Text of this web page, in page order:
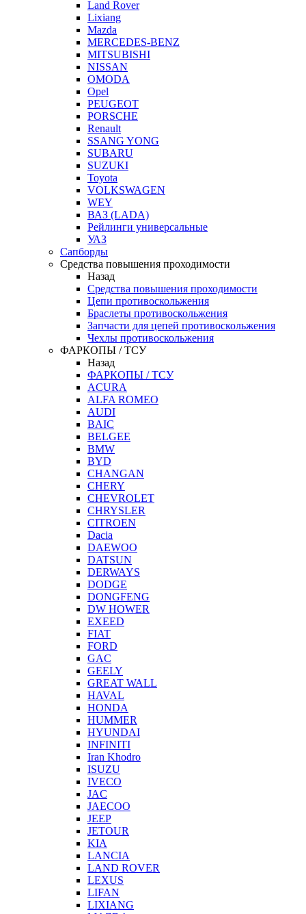
Land Rover
Lixiang
Mazda
MERCEDES-BENZ
MITSUBISHI
NISSAN
OMODA
Opel
PEUGEOT
PORSCHE
Renault
SSANG YONG
SUBARU
SUZUKI
Toyota
VOLKSWAGEN
WEY
ВАЗ (LADA)
Рейлинги универсальные
УАЗ
Сапборды
Средства повышения проходимости
Назад
Средства повышения проходимости
Цепи противоскольжения
Браслеты противоскольжения
Запчасти для цепей противоскольжения
Чехлы противоскольжения
ФАРКОПЫ / ТСУ
Назад
ФАРКОПЫ / ТСУ
ACURA
ALFA ROMEO
AUDI
BAIC
BELGEE
BMW
BYD
CHANGAN
CHERY
CHEVROLET
CHRYSLER
CITROEN
Dacia
DAEWOO
DATSUN
DERWAYS
DODGE
DONGFENG
DW HOWER
EXEED
FIAT
FORD
GAC
GEELY
GREAT WALL
HAVAL
HONDA
HUMMER
HYUNDAI
INFINITI
Iran Khodro
ISUZU
IVECO
JAC
JAECOO
JEEP
JETOUR
KIA
LANCIA
LAND ROVER
LEXUS
LIFAN
LIXIANG